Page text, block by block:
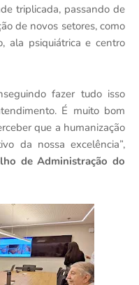
triplicada, passando de
de novos setores, como
ala psiquiátrica e centro
fazer tudo isso
É muito bom
que a humanização
da nossa excelência”,
de Administração do